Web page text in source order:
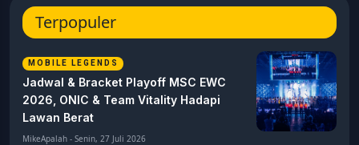
Terpopuler
MOBILE LEGENDS
Jadwal & Bracket Playoff MSC EWC
2026, ONIC & Team Vitality Hadapi
Lawan Berat
MikeApalah - Senin, 27 Juli 2026